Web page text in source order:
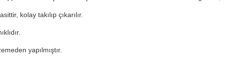
kolay takılıp çıkarılır.
yapılmıştır.